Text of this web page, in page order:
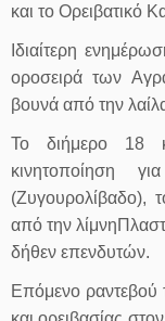
και το Ορειβατικό
Ιδιαίτερη
οροσειρά των
βουνά από την
Το διήμερο 18
κινητοποίηση
(Ζυγουρολίβαδο),
από την
δήθεν επενδυτών.
Επόμενο